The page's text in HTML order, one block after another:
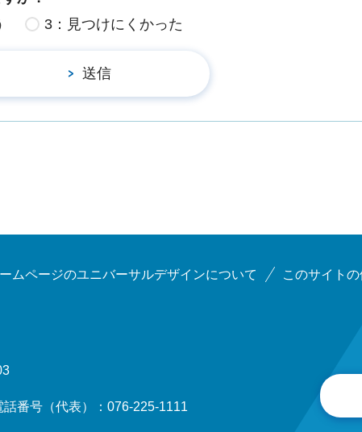
3：見つけにくかった
ムページのユニバーサルデザインについて このサイト
話番号（代表）：076-225-1111